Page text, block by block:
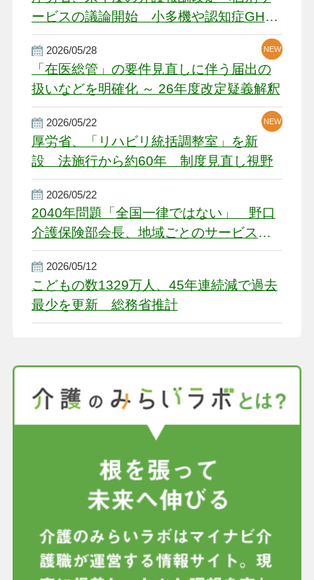
ービスの議論開始 小多機や認知症GH、
厳しい経営環境に危機感
2026/05/28
「在医総管」の要件見直しに伴う届出の
扱いなどを明確化 ～ 26年度改定疑義解釈
NEW
NEW
2026/05/22
厚労省、「リハビリ統括調整室」を新
設 法施行から約60年 制度見直し視野
NEW
2026/05/22
2040年問題「全国一律ではない」 野口
介護保険部会長、地域ごとのサービス基
盤整備を促す
2026/05/12
こどもの数1329万人、45年連続減で過去
最少を更新 総務省推計